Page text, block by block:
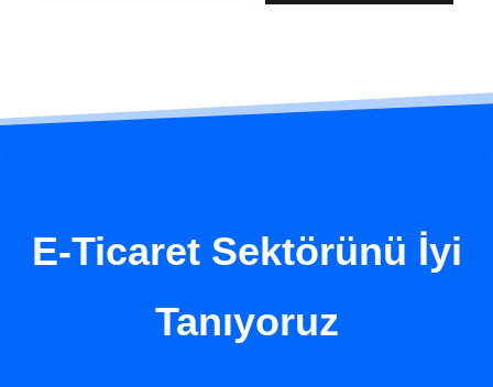
E-Ticaret Sektörünü İyi
Tanıyoruz